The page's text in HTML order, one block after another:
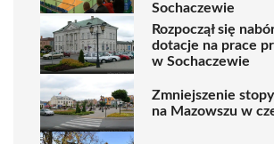
Sochaczewie
Rozpoczął się
dotacje na prace
w Sochaczewie
Zmniejszenie
na Mazowszu w